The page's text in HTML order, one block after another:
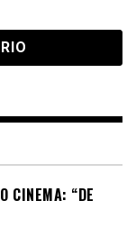
CINEMA: “DE